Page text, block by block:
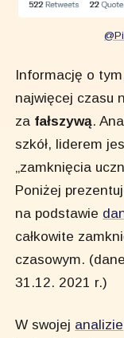
Informację o
najwięcej czasu
za fałszywą.
szkół, liderem
„zamknięcia
Poniżej
na podstawie
całkowite
czasowym.
31.12. 2021 r.)
W swojej analizie